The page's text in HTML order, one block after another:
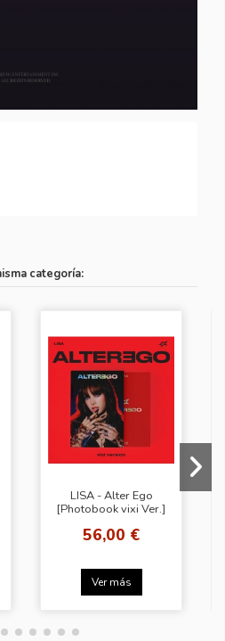
categoría:
LISA - Alter Ego
[Photobook vixi Ver.]
56,00 €
Ver más